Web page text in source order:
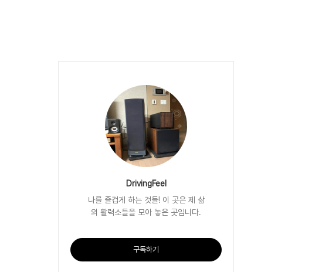
DrivingFeel
나를 즐겁게 하는 것들! 이 곳은 제 삶
의 활력소들을 모아 놓은 곳입니다.
구독하기